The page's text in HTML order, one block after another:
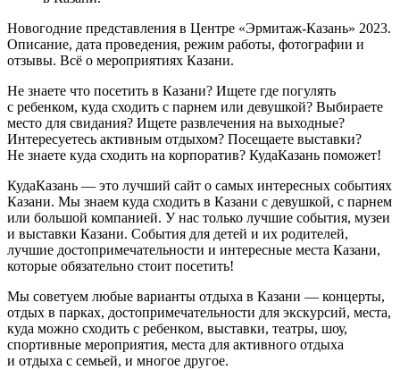
Новогодние представления в Центре «Эрмитаж-Казань» 2023.
Описание, дата проведения, режим работы, фотографии и
отзывы. Всё о мероприятиях Казани.
Не знаете что посетить в Казани? Ищете где погулять
с ребенком, куда сходить с парнем или девушкой? Выбираете
место для свидания? Ищете развлечения на выходные?
Интересуетесь активным отдыхом? Посещаете выставки?
Не знаете куда сходить на корпоратив? КудаКазань поможет!
КудаКазань — это лучший сайт о самых интересных событиях
Казани. Мы знаем куда сходить в Казани с девушкой, с парнем
или большой компанией. У нас только лучшие события, музеи
и выставки Казани. События для детей и их родителей,
лучшие достопримечательности и интересные места Казани,
которые обязательно стоит посетить!
Мы советуем любые варианты отдыха в Казани — концерты,
отдых в парках, достопримечательности для экскурсий, места,
куда можно сходить с ребенком, выставки, театры, шоу,
спортивные мероприятия, места для активного отдыха
и отдыха с семьей, и многое другое.